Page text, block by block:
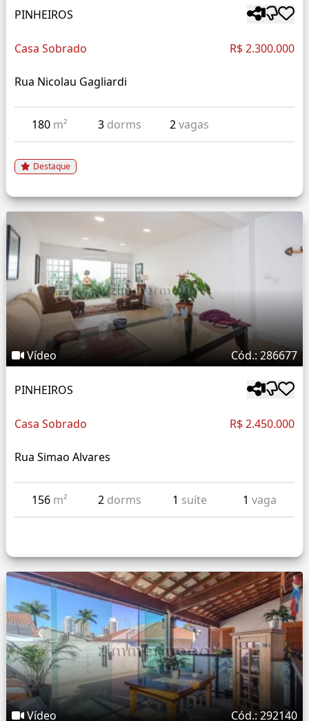
PINHEIROS
Casa Sobrado R$ 2.300.000
Rua Nicolau Gagliardi
180 m² 3 dorms 2vagas
Destaque
Vídeo Cód.: 286677
PINHEIROS
Casa Sobrado R$ 2.450.000
Rua Simao Alvares
156 m² 2 dorms 1 suíte 1 vaga
Vídeo Cód.: 292140